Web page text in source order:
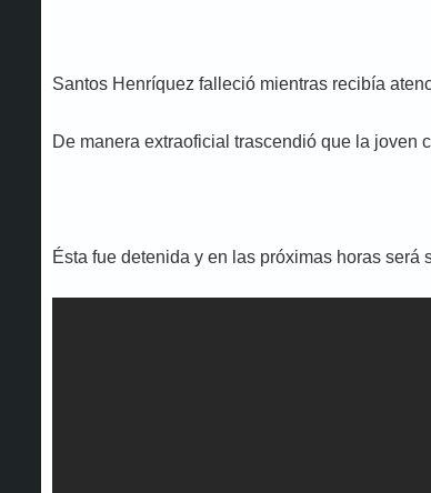
Santos Henríquez falleció mientras recibía
De manera extraoficial trascendió que la joven
Ésta fue detenida y en las próximas horas será